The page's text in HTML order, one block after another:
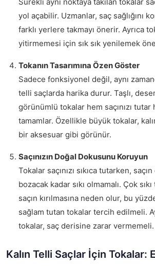
yol açabilir. Uzmanlar, saç sağlığını
farklı yerlere takmayı önerir. Ayrıca
yitirmemesi için sık sık yenilemek
Tokanın Tasarımına Özen Göster
Sadece fonksiyonel değil, aynı
telli saçlarda harika durur. Taşlı,
görünümlü tokalar hem saçınızı
tamamlar. Özellikle büyük tokalar,
bir aksesuar gibi görünür.
Saçınızın Doğal Dokusunu Koruyun
Tokalar saçınızı sıkıca tutarken, saçın
bozacak kadar sıkı olmamalı. Çok
saçın kırılmasına neden olur, bu
sağlam tutan tokalar tercih edilmeli.
tokalar, saç derisine zarar vermemeli.
Kalın Telli Saçlar İçin Tokalar: